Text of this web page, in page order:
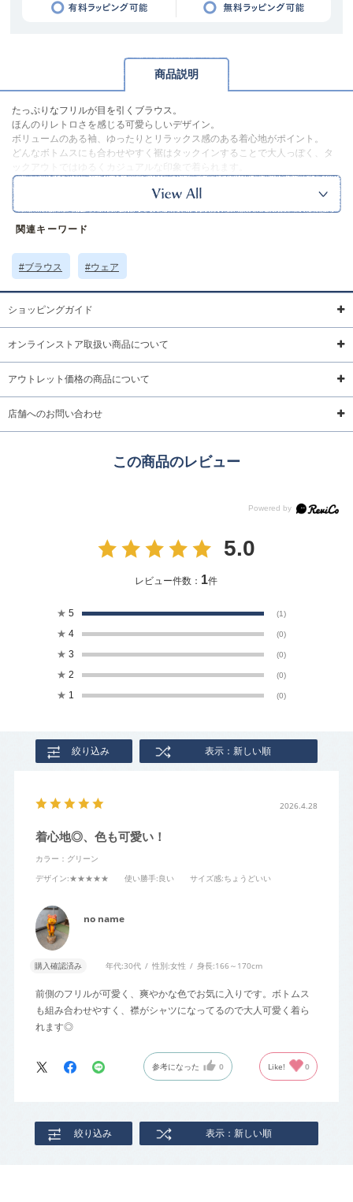
商品説明
たっぷりなフリルが目を引くブラウス。
ほんのりレトロさを感じる可愛らしいデザイン。
ボリュームのある袖、ゆったりとリラックス感のある着心地がポイント。
どんなボトムスにも合わせやすく裾はタックインすることで大人っぽく、タ
ックアウトではゆるくカジュアルな印象で着られます。
カラーはベーシックなホワイトとブラック、春らしいグリーンの3色展開で
す。
ｰｰｰｰｰｰｰｰｰｰｰｰｰｰｰｰｰｰ
裏地：なし
透け感：あり(ホワイト)
ｰｰｰｰｰｰｰｰｰｰｰｰｰｰｰｰｰｰ
※本品に付いているご注意書きをお読みの上ご使用ください。
※実物の色味に近づけて撮影していますが、ご使用の端末やモニター環境に
サイズ詳細 (cm)約
着丈69 肩幅53 身幅57 袖丈50
素材・原材料 ポリエステル ポリウレタン
原産国 中国製
関連キーワード
#ブラウス #ウェア
ショッピングガイド
オンラインストア取扱い商品について
アウトレット価格の商品について
店舗へのお問い合わせ
この商品のレビュー
5.0
レビュー件数： 1件
★ 5 (1)
★ 4 (0)
★ 3 (0)
★ 2 (0)
★ 1 (0)
絞り込み 表示：新しい順
2026.4.28
着心地◎、色も可愛い！
カラー：グリーン
デザイン:★★★★★ 使い勝手:良い サイズ感:ちょうどいい
no name
購入確認済み 年代:30代 性別:女性 身長:166～170cm
前側のフリルが可愛く、爽やかな色でお気に入りです。ボトムス
も組み合わせやすく、襟がシャツになってるので大人可愛く着ら
れます◎
参考になった 0 Like! 0
絞り込み 表示：新しい順